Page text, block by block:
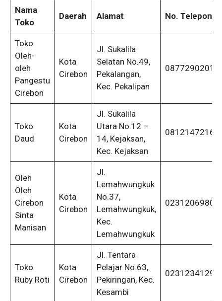
Nama
Toko
Daerah Alamat No. Telepon
Toko
Oleh-
oleh
Pangestu
Cirebon
Kota
Cirebon
Jl. Sukalila
Selatan No.49,
Pekalangan,
Kec. Pekalipan
Toko
Daud
Kota
Cirebon
Jl. Sukalila
Utara No.12 –
14, Kejaksan,
Kec. Kejaksan
Oleh
Oleh
Cirebon
Sinta
Manisan
Kota
Cirebon
Jl.
Lemahwungkuk
No.37,
Lemahwungkuk,
Kec.
Lemahwungkuk
0231206980
Toko
Ruby Roti
Kota
Cirebon
Jl. Tentara
Pelajar No.63,
Pekiringan, Kec.
Kesambi
0231234129